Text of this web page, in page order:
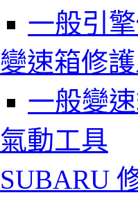
一般引
變速箱修
一般變
氣動工具
SUBARU